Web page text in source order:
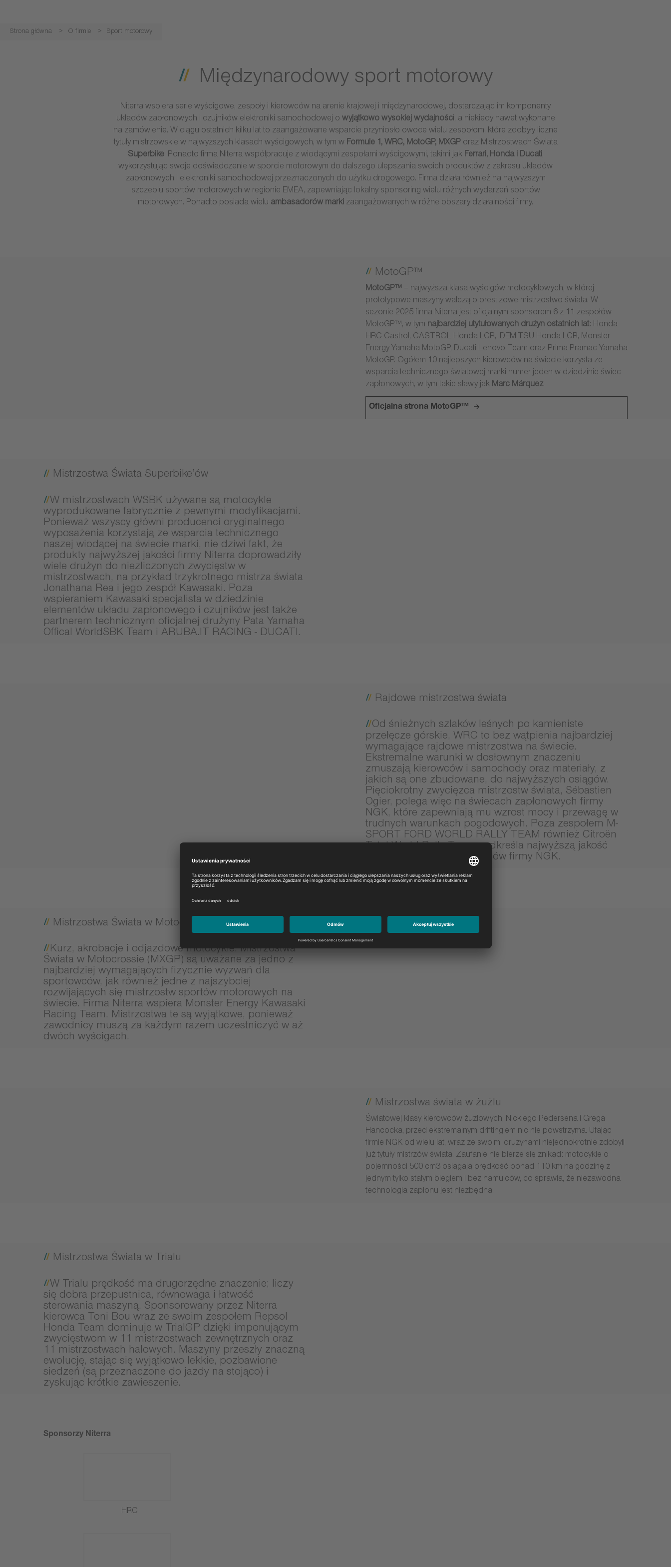
Strona główna O firmie Sport motorowy
Międzynarodowy sport motorowy
Niterra wspiera serie wyścigowe, zespoły i kierowców na arenie krajowej i międzynarodowej, dostarczając im komponenty
układów zapłonowych i czujników elektroniki samochodowej o wyjątkowo wysokiej wydajności, a niekiedy nawet wykonane
na zamówienie. W ciągu ostatnich kilku lat to zaangażowane wsparcie przyniosło owoce wielu zespołom, które zdobyły liczne
tytuły mistrzowskie w najwyższych klasach wyścigowych, w tym w Formule 1, WRC, MotoGP, MXGPoraz Mistrzostwach Świata
Superbike. Ponadto firma Niterra współpracuje z wiodącymi zespołami wyścigowymi, takimi jak Ferrari, Honda i Ducati,
wykorzystując swoje doświadczenie w sporcie motorowym do dalszego ulepszania swoich produktów z zakresu układów
zapłonowych i elektroniki samochodowej przeznaczonych do użytku drogowego. Firma działa również na najwyższym
szczeblu sportów motorowych w regionie EMEA, zapewniając lokalny sponsoring wielu różnych wydarzeń sportów
motorowych. Ponadto posiada wielu ambasadorów marki zaangażowanych w różne obszary działalności firmy.
MotoGP™
MotoGP™ – najwyższa klasa wyścigów motocyklowych, w której
prototypowe maszyny walczą o prestiżowe mistrzostwo świata. W
sezonie 2025 firma Niterra jest oficjalnym sponsorem 6 z 11 zespołów
MotoGP™, w tym najbardziej utytułowanych drużyn ostatnich lat: Honda
HRC Castrol, CASTROL Honda LCR, IDEMITSU Honda LCR, Monster
Energy Yamaha MotoGP, Ducati Lenovo Team oraz Prima Pramac Yamaha
MotoGP. Ogółem 10 najlepszych kierowców na świecie korzysta ze
wsparcia technicznego światowej marki numer jeden w dziedzinie świec
zapłonowych, w tym takie sławy jak Marc Márquez.
Oficjalna strona MotoGP™
Mistrzostwa Świata Superbike’ów
W mistrzostwach WSBK używane są motocykle
wyprodukowane fabrycznie z pewnymi modyfikacjami.
Ponieważ wszyscy główni producenci oryginalnego
wyposażenia korzystają ze wsparcia technicznego
naszej wiodącej na świecie marki, nie dziwi fakt, że
produkty najwyższej jakości firmy Niterra doprowadziły
wiele drużyn do niezliczonych zwycięstw w
mistrzostwach, na przykład trzykrotnego mistrza świata
Jonathana Rea i jego zespół Kawasaki. Poza
wspieraniem Kawasaki specjalista w dziedzinie
elementów układu zapłonowego i czujników jest także
partnerem technicznym oficjalnej drużyny Pata Yamaha
Offical WorldSBK Team i ARUBA.IT RACING - DUCATI.
Rajdowe mistrzostwa świata
Od śnieżnych szlaków leśnych po kamieniste
przełęcze górskie, WRC to bez wątpienia najbardziej
wymagające rajdowe mistrzostwa na świecie.
Ekstremalne warunki w dosłownym znaczeniu
zmuszają kierowców i samochody oraz materiały, z
jakich są one zbudowane, do najwyższych osiągów.
Pięciokrotny zwycięzca mistrzostw świata, Sébastien
Ogier, polega więc na świecach zapłonowych firmy
NGK, które zapewniają mu wzrost mocy i przewagę w
trudnych warunkach pogodowych. Poza zespołem M-
SPORT FORD WORLD RALLY TEAM również Citroën
Total World Rally Team podkreśla najwyższą jakość
dostarczanych mu produktów firmy NGK.
Mistrzostwa Świata w Motocrossie
Kurz, akrobacje i odjazdowe motocykle: Mistrzostwa
Świata w Motocrossie (MXGP) są uważane za jedno z
najbardziej wymagających fizycznie wyzwań dla
sportowców, jak również jedne z najszybciej
rozwijających się mistrzostw sportów motorowych na
świecie. Firma Niterra wspiera Monster Energy Kawasaki
Racing Team. Mistrzostwa te są wyjątkowe, ponieważ
zawodnicy muszą za każdym razem uczestniczyć w aż
dwóch wyścigach.
Mistrzostwa świata w żużlu
Światowej klasy kierowców żużlowych, Nickiego Pedersena i Grega
Hancocka, przed ekstremalnym driftingiem nic nie powstrzyma. Ufając
firmie NGK od wielu lat, wraz ze swoimi drużynami niejednokrotnie zdobyli
już tytuły mistrzów świata. Zaufanie nie bierze się znikąd: motocykle o
pojemności 500 cm3 osiągają prędkość ponad 110 km na godzinę z
jednym tylko stałym biegiem i bez hamulców, co sprawia, że niezawodna
technologia zapłonu jest niezbędna.
Mistrzostwa Świata w Trialu
W Trialu prędkość ma drugorzędne znaczenie; liczy
się dobra przepustnica, równowaga i łatwość
sterowania maszyną. Sponsorowany przez Niterra
kierowca Toni Bou wraz ze swoim zespołem Repsol
Honda Team dominuje w TrialGP dzięki imponującym
zwycięstwom w 11 mistrzostwach zewnętrznych oraz
11 mistrzostwach halowych. Maszyny przeszły znaczną
ewolucję, stając się wyjątkowo lekkie, pozbawione
siedzeń (są przeznaczone do jazdy na stojąco) i
zyskując krótkie zawieszenie.
Sponsorzy Niterra
HRC